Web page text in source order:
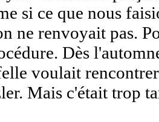
si ce que nous
ne renvoyait pas.
Dès
voulait
Mais c'était trop